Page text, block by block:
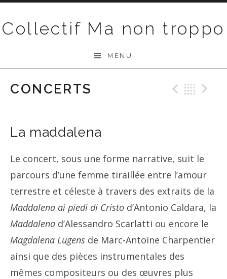
Collectif Ma non troppo
MENU
CONCERTS
La maddalena
Le concert, sous une forme narrative, suit le
parcours d’une femme tiraillée entre l’amour
terrestre et céleste à travers des extraits de la
Maddalena ai piedi di Cristo d’Antonio Caldara, la
Maddalena d’Alessandro Scarlatti ou encore le
Magdalena Lugens de Marc-Antoine Charpentier
ainsi que des pièces instrumentales des
mêmes compositeurs ou des œuvres plus